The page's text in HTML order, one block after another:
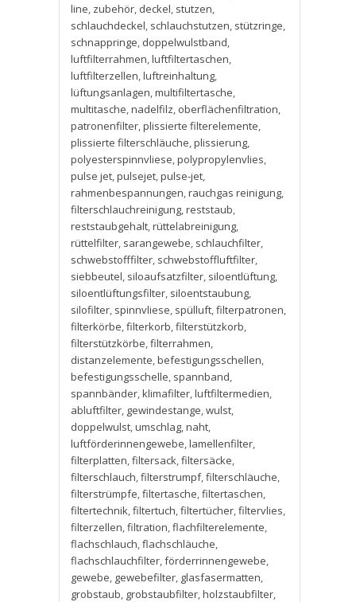
line, zubehör, deckel, stutzen,
schlauchdeckel, schlauchstutzen, stützringe,
schnappringe, doppelwulstband,
luftfilterrahmen,luftfiltertaschen,
luftfilterzellen,luftreinhaltung,
lüftungsanlagen,multifiltertasche,
multitasche,nadelfilz, oberflächenfiltration,
patronenfilter,plissierte filterelemente,
plissierte filterschläuche,plissierung,
polyesterspinnvliese,polypropylenvlies,
pulse jet,pulsejet,pulse-jet,
rahmenbespannungen,rauchgas reinigung,
filterschlauchreinigung,reststaub,
reststaubgehalt,rüttelabreinigung,
rüttelfilter, sarangewebe, schlauchfilter,
schwebstofffilter, schwebstoffluftfilter,
siebbeutel, siloaufsatzfilter, siloentlüftung,
siloentlüftungsfilter, siloentstaubung,
silofilter, spinnvliese, spülluft,filterpatronen,
filterkörbe,filterkorb,filterstützkorb,
filterstützkörbe,filterrahmen,
distanzelemente,befestigungsschellen,
befestigungsschelle, spannband,
spannbänder,klimafilter,luftfiltermedien,
abluftfilter, gewindestange,wulst,
doppelwulst,umschlag,naht,
luftförderinnengewebe,lamellenfilter,
filterplatten,filtersack,filtersäcke,
filterschlauch,filterstrumpf,filterschläuche,
filterstrümpfe,filtertasche,filtertaschen,
filtertechnik,filtertuch,filtertücher,filtervlies,
filterzellen,filtration,flachfilterelemente,
flachschlauch,flachschläuche,
flachschlauchfilter,förderrinnengewebe,
gewebe, gewebefilter, glasfasermatten,
grobstaub, grobstaubfilter,holzstaubfilter,